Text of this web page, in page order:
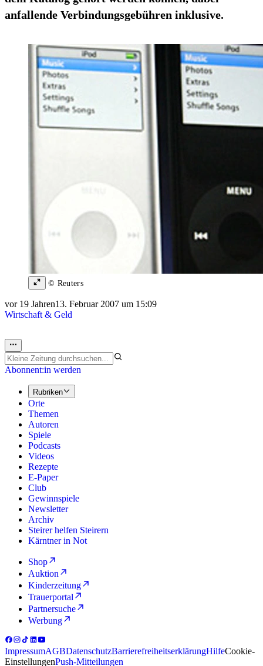
anfallende Verbindungsgebühren inklusive.
© Reuters
vor 19 Jahren13. Februar 2007 um 15:09
Wirtschaft & Geld
Abonnent:in werden
Rubriken
Orte
Themen
Autoren
Spiele
Podcasts
Videos
Rezepte
E-Paper
Club
Gewinnspiele
Newsletter
Archiv
Steirer helfen Steirern
Kärntner in Not
Shop
Auktion
Kinderzeitung
Trauerportal
Partnersuche
Werbung
ImpressumAGBDatenschutzBarrierefreiheitserklärungHilfeCookie-
EinstellungenPush-Mitteilungen